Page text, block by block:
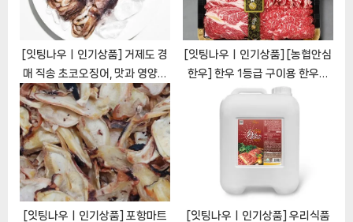
[잇팅나우ㅣ인기상품] 거제도 경
매 직송 초코오징어, 맛과 영양이
가득한 해물의 진수
[EatingNOWㅣ추천상품]
[잇팅나우ㅣ인기상품] [농협안심
한우] 한우 1등급 구이용 한우선
물세트 [EatingNOWㅣ추천상
[잇팅나우ㅣ인기상품] 포항마트 [잇팅나우ㅣ인기상품] 우리식품